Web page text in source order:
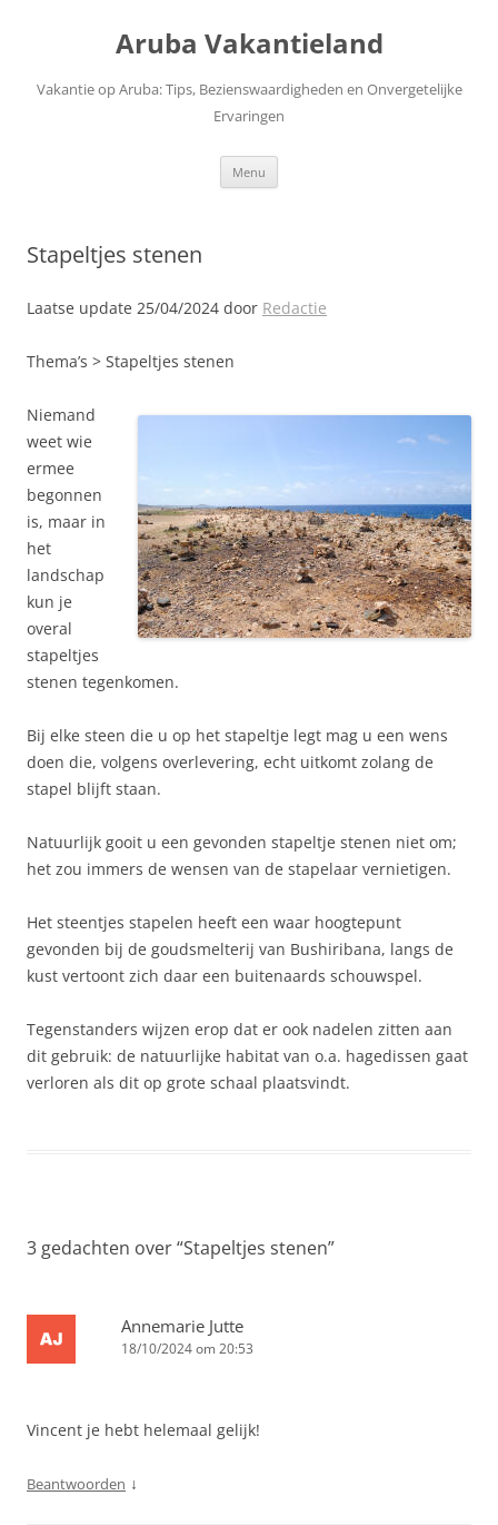
Aruba Vakantieland
Vakantie op Aruba: Tips, Bezienswaardigheden en Onvergetelijke
Ervaringen
Menu
Stapeltjes stenen
Laatse update 25/04/2024 door Redactie
Thema’s > Stapeltjes stenen
Niemand
weet wie
ermee
begonnen
is, maar in
het
landschap
kun je
overal
stapeltjes
stenen tegenkomen.
Bij elke steen die u op het stapeltje legt mag u een wens
doen die, volgens overlevering, echt uitkomt zolang de
stapel blijft staan.
Natuurlijk gooit u een gevonden stapeltje stenen niet om;
het zou immers de wensen van de stapelaar vernietigen.
Het steentjes stapelen heeft een waar hoogtepunt
gevonden bij de goudsmelterij van Bushiribana, langs de
kust vertoont zich daar een buitenaards schouwspel.
Tegenstanders wijzen erop dat er ook nadelen zitten aan
dit gebruik: de natuurlijke habitat van o.a. hagedissen gaat
verloren als dit op grote schaal plaatsvindt.
3 gedachten over “Stapeltjes stenen”
Annemarie Jutte
18/10/2024 om 20:53
Vincent je hebt helemaal gelijk!
Beantwoorden ↓